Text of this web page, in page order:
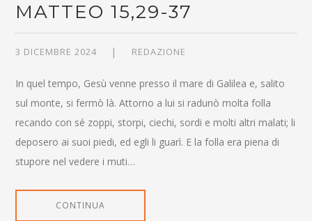
MATTEO 15,29-37
3 DICEMBRE 2024 REDAZIONE
In quel tempo, Gesù venne presso il mare di Galilea e, salito
sul monte, si fermò là. Attorno a lui si radunò molta folla
recando con sé zoppi, storpi, ciechi, sordi e molti altri malati; li
deposero ai suoi piedi, ed egli li guarì. E la folla era piena di
stupore nel vedere i muti…
CONTINUA